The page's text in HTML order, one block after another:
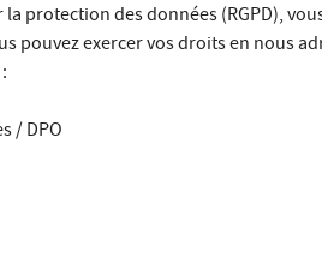
protection des données (RGPD),
pouvez exercer vos droits en nous
/ DPO